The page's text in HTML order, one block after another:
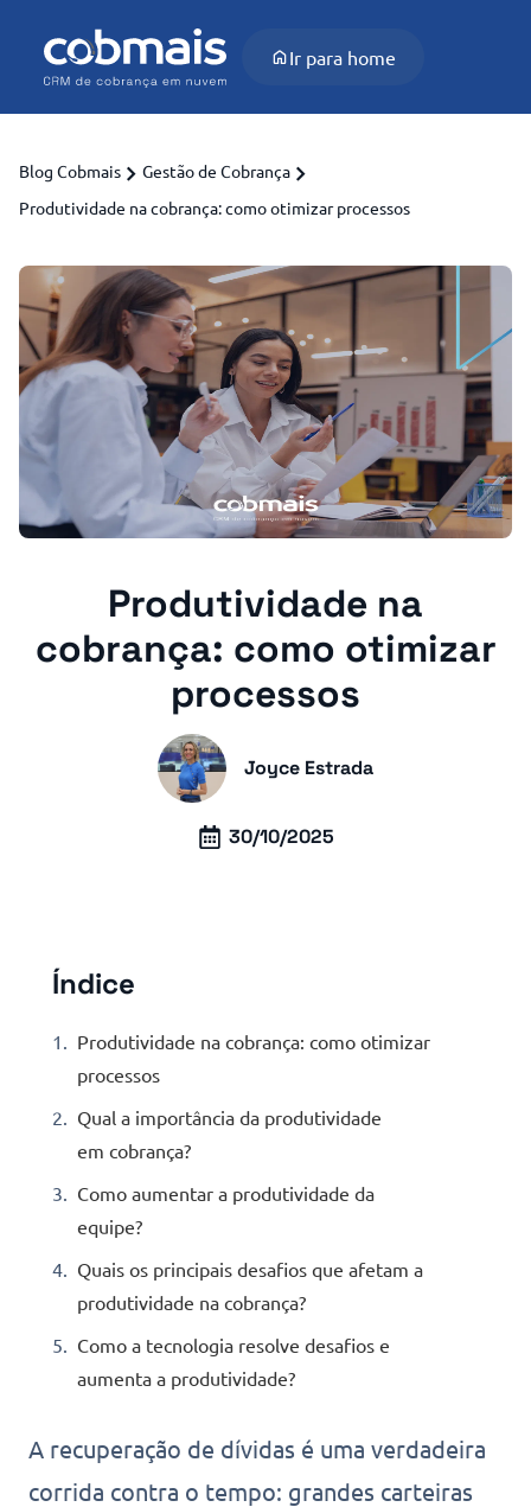
Ir para home
Blog Cobmais
Gestão de Cobrança
Produtividade na cobrança: como otimizar processos
Produtividade na
cobrança: como otimizar
processos
Joyce Estrada
30/10/2025
Índice
Produtividade na cobrança: como otimizar
processos
Qual a importância da produtividade
em cobrança?
Como aumentar a produtividade da
equipe?
Quais os principais desafios que afetam a
produtividade na cobrança?
Como a tecnologia resolve desafios e
aumenta a produtividade?
A recuperação de dívidas é uma verdadeira
corrida contra o tempo: grandes carteiras